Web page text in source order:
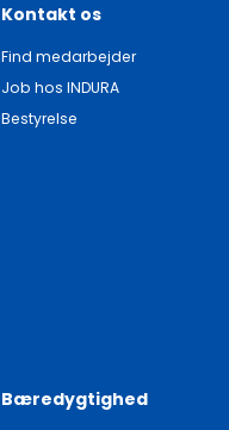
Kontakt os
Find medarbejder
Job hos INDURA
Bestyrelse
Bæredygtighed